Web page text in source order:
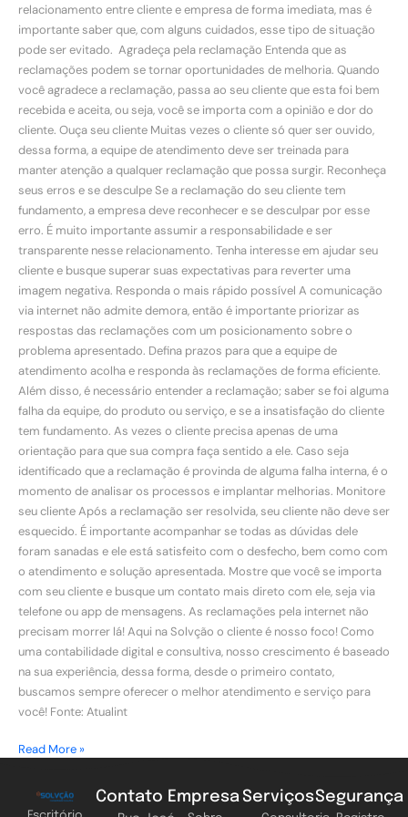
relacionamento entre cliente e empresa de forma imediata, mas é
importante saber que, com alguns cuidados, esse tipo de situação
pode ser evitado. Agradeça pela reclamação Entenda que as
reclamações podem se tornar oportunidades de melhoria. Quando
você agradece a reclamação, passa ao seu cliente que esta foi bem
recebida e aceita, ou seja, você se importa com a opinião e dor do
cliente. Ouça seu cliente Muitas vezes o cliente só quer ser ouvido,
dessa forma, a equipe de atendimento deve ser treinada para
manter atenção a qualquer reclamação que possa surgir. Reconheça
seus erros e se desculpe Se a reclamação do seu cliente tem
fundamento, a empresa deve reconhecer e se desculpar por esse
erro. É muito importante assumir a responsabilidade e ser
transparente nesse relacionamento. Tenha interesse em ajudar seu
cliente e busque superar suas expectativas para reverter uma
imagem negativa. Responda o mais rápido possível A comunicação
via internet não admite demora, então é importante priorizar as
respostas das reclamações com um posicionamento sobre o
problema apresentado. Defina prazos para que a equipe de
atendimento acolha e responda às reclamações de forma eficiente.
Além disso, é necessário entender a reclamação; saber se foi alguma
falha da equipe, do produto ou serviço, e se a insatisfação do cliente
tem fundamento. As vezes o cliente precisa apenas de uma
orientação para que sua compra faça sentido a ele. Caso seja
identificado que a reclamação é provinda de alguma falha interna, é o
momento de analisar os processos e implantar melhorias. Monitore
seu cliente Após a reclamação ser resolvida, seu cliente não deve ser
esquecido. É importante acompanhar se todas as dúvidas dele
foram sanadas e ele está satisfeito com o desfecho, bem como com
o atendimento e solução apresentada. Mostre que você se importa
com seu cliente e busque um contato mais direto com ele, seja via
telefone ou app de mensagens. As reclamações pela internet não
precisam morrer lá! Aqui na Solvção o cliente é nosso foco! Como
uma contabilidade digital e consultiva, nosso crescimento é baseado
na sua experiência, dessa forma, desde o primeiro contato,
buscamos sempre oferecer o melhor atendimento e serviço para
você! Fonte: Atualint
Read More »
Contato Empresa ServiçosSegurança